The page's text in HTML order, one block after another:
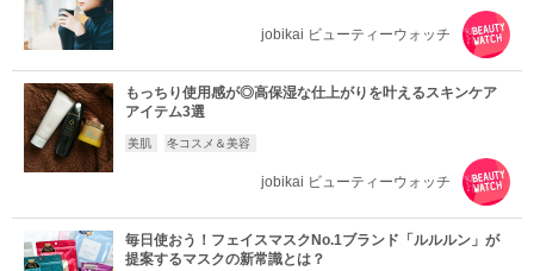
jobikai ビューティーウォッチ
もっちり使用感が◎高保湿な仕上がりを叶えるスキンケア
アイテム3選
美肌 冬コスメ＆美容
jobikai ビューティーウォッチ
毎日使おう！フェイスマスクNo.1ブランド「ルルルン」が
提案するマスクの新常識とは？